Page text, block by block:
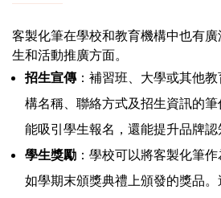
客製化筆在學校和教育機構中也有
生和活動推廣方面。
招生宣傳：補習班、大學或其他
構名稱、聯絡方式及招生資訊的
能吸引學生報名，還能提升品牌認
學生獎勵 ：學校可以將客製化筆
如學期末頒獎典禮上頒發的獎品